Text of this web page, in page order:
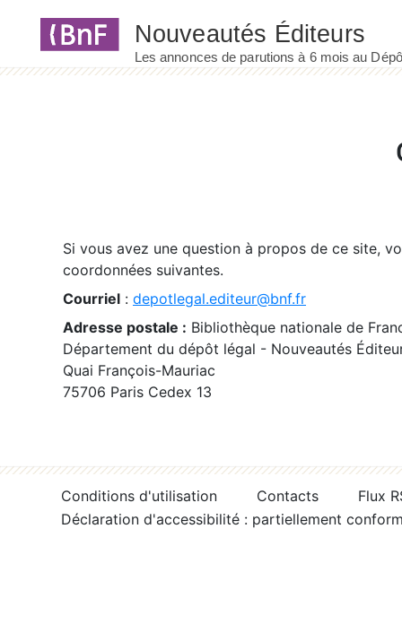
Si vous avez une question à propos de ce site,
coordonnées suivantes.
Courriel : depotlegal.editeur@bnf.fr
Adresse postale : Bibliothèque nationale de
Département du dépôt légal - Nouveautés
Quai François-Mauriac
75706 Paris Cedex 13
Conditions d'utilisation Contacts
Flux
Déclaration d'accessibilité : partiellement